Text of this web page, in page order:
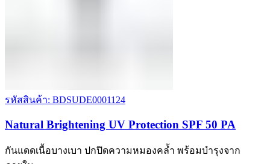
รหัสสินค้า: BDSUDE0001124
Natural Brightening UV Protection SPF 50 PA
กันแดดเนื้อบางเบา ปกปิดความหมองคล้ำ พร้อมบำรุงจาก